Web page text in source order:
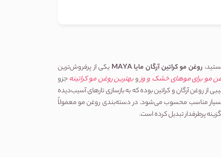
روغن مو کراتین آرگان مایا MAYA
مو برای موهای خشک و وز و بهترین روغن مو کراتینه
روغن مو